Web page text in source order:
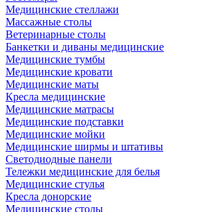
Медицинские стеллажи
Массажные столы
Ветеринарные столы
Банкетки и диваны медицинские
Медицинские тумбы
Медицинские кровати
Медицинские маты
Кресла медицинские
Медицинские матрасы
Медицинские подставки
Медицинские мойки
Медицинские ширмы и штативы
Светодиодные панели
Тележки медицинские для белья
Медицинские стулья
Кресла донорские
Медицинские столы